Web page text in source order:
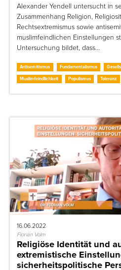
Alexander Yendell untersucht in
Zusammenhang Religion,
Rechtsextremismus sowie
muslimfeindlichen Einstellungen
Untersuchung bildet, dass…
Antisemitismus Fundamentalismus
Muslimfeindlichkeit
Populismus Toleranz
16.06.2022
Florian Volm
Religiöse Identität und
extremistische
sicherheitspolitische